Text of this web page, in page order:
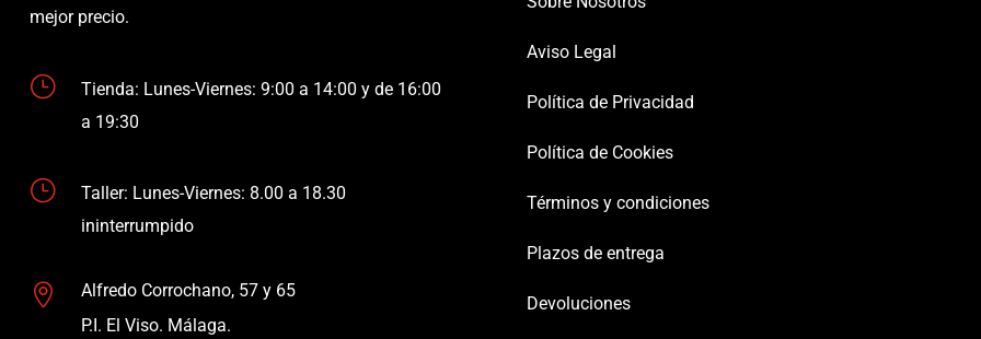
mejor precio.
}
Tienda: Lunes-Viernes: 9:00 a 14:00 y de 16:00
a 19:30
}
Taller: Lunes-Viernes: 8.00 a 18.30
ininterrumpido

Alfredo Corrochano, 57 y 65
P.I. El Viso. Málaga.
Aviso Legal
Política de Privacidad
Política de Cookies
Términos y condiciones
Plazos de entrega
Devoluciones